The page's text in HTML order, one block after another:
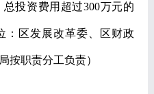
总投资费用超过300万元的
：区发展改革委、区财政
按职责分工负责）